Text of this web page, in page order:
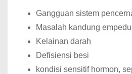
Gangguan sistem
Masalah kandung empedu
Kelainan darah
Defisiensi besi
kondisi sensitif hormon,